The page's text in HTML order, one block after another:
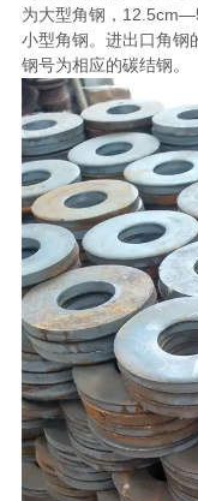
为大型角钢，
小型角钢。进出口角钢
钢号为相应的碳结钢。